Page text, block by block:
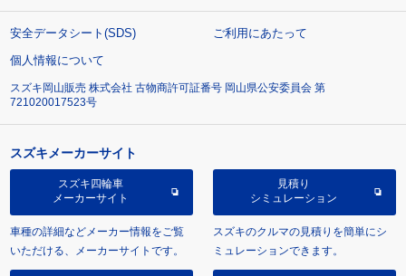
安全データシート(SDS)
ご利用にあたって
個人情報について
スズキ岡山販売 株式会社 古物商許可証番号 岡山県公安委員会 第
721020017523号
スズキメーカーサイト
スズキ四輪車
メーカーサイト
車種の詳細などメーカー情報をご覧
いただける、メーカーサイトです。
見積り
シミュレーション
スズキのクルマの見積りを簡単にシ
ミュレーションできます。